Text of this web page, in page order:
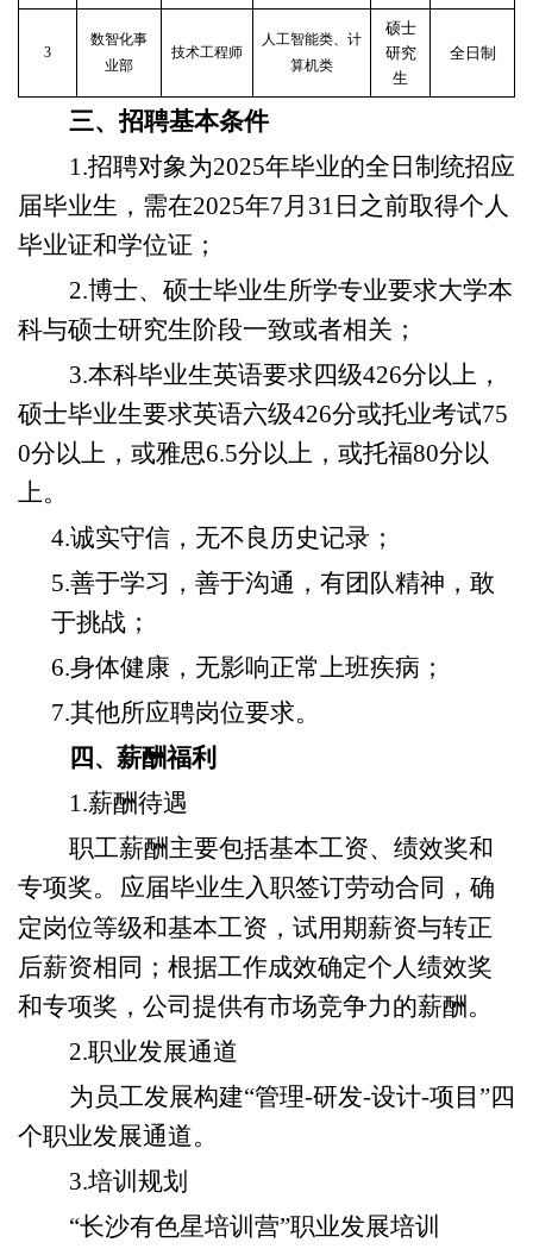
3
数智化事
业部
技术工程师
人工智能类、计
算机类
硕士
研究
生
全日制
三、招聘基本条件
1.招聘对象为2025年毕业的全日制统招应
届毕业生，需在2025年7月 31日 之前取得个人
毕业证和学位证；
2.博士、硕士毕业生所学专业要求大学本
科与硕士研究生阶段一致或者相关；
3.本科毕业生英语要求四级426分以上，
硕士毕业生要求英语六级426分或托业考试75
0分以上，或雅思6.5分以上，或托福80分以
上。
4.诚实守信，无不良历史记录；
5.善于学习，善于沟通，有团队精神，敢
于挑战；
6.身体健康，无影响正常上班疾病；
7.其他所应聘岗位要求。
四 、 薪酬福利
1.薪酬待遇
职工薪酬主要包括基本工资、绩效奖和
专项奖。
应届毕业生入职签订劳动合同，确
定岗位等级和基本工资，试用期薪资与转正
后薪资相同；根据工作成效确定个人绩效奖
和专项奖，公司提供有市场竞争力的薪酬。
2.职业发展通道
为员工发展构建“管理-研发-设计-项目”四
个职业发展通道。
3.培训规划
“长沙有色星培训营”职业发展培训